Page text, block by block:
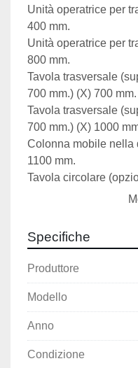
Unità operatrice per
400 mm.
Unità operatrice per
800 mm.
Tavola trasversale
700 mm.) (X) 700 mm.
Tavola trasversale
700 mm.) (X) 1000
Colonna mobile nella
1100 mm.
Tavola circolare
Superfice tavola
Carico sulla tavola
Supporto SK 40 a
Bulloni di serraggio a
Azionamento
al 100% del rapporto
Specifiche
Produttore
Modello
Anno
Condizione